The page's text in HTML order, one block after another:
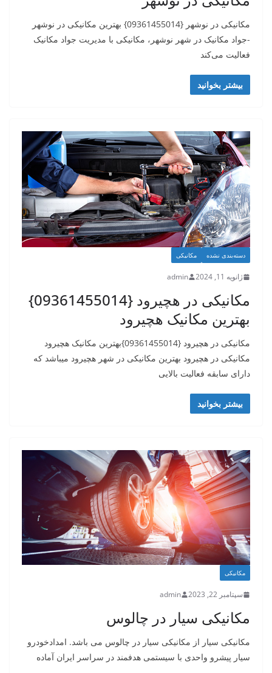
مکانیکی در نوشهر {09361455014} بهترین مکانیکی در نوشهر
-جواد مکانیک در شهر نوشهر، مکانیکی با مدیریت جواد مکانیک
فعالیت می‌کند
بیشتر بخوانید
دسته‌بندی نشده مکانیکی
ژانویه 11, 2024 admin
مکانیکی در هچیرود {09361455014}
بهترین مکانیک هچیرود
مکانیکی در هچیرود {09361455014}بهترین مکانیک هچیرود
مکانیکی در هچیرود بهترین مکانیکی در شهر هچیرود میباشد که
دارای سابقه فعالیت بالایی
بیشتر بخوانید
مکانیکی
سپتامبر 22, 2023 admin
مکانیکی سیار در چالوس
مکانیکی سیار از مکانیکی سیار در چالوس می باشد. امدادخودرو
سیار پیشرو واحدی با سیستمی هدفمند در سراسر ایران آماده